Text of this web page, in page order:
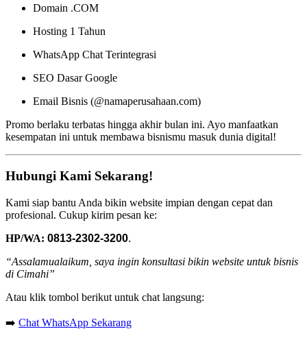
Domain .COM
Hosting 1 Tahun
WhatsApp Chat Terintegrasi
SEO Dasar Google
Email Bisnis (@namaperusahaan.com)
Promo berlaku terbatas hingga akhir bulan ini. Ayo manfaatkan
kesempatan ini untuk membawa bisnismu masuk dunia digital!
Hubungi Kami Sekarang!
Kami siap bantu Anda bikin website impian dengan cepat dan
profesional. Cukup kirim pesan ke:
HP/WA: 0813-2302-3200.
“Assalamualaikum, saya ingin konsultasi bikin website untuk bisnis
di Cimahi”
Atau klik tombol berikut untuk chat langsung:
➡️ Chat WhatsApp Sekarang